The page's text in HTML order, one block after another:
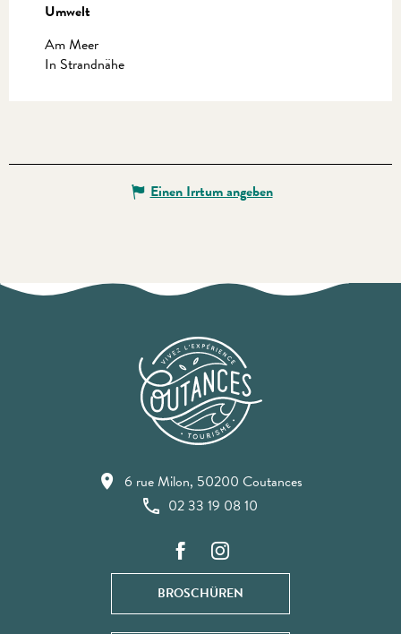
Umwelt
Umwelt
Am Meer
In Strandnähe
Einen Irrtum angeben
6 rue Milon, 50200 Coutances
02 33 19 08 10
BROSCHÜREN